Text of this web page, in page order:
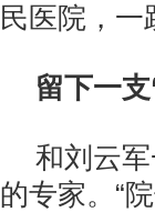
民医院，一
留下一
和刘云
的专家。“